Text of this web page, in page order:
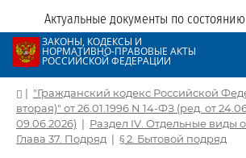
Актуальные документы по
ЗАКОНЫ, КОДЕКСЫ И
НОРМАТИВНО-ПРАВОВЫЕ АКТЫ
РОССИЙСКОЙ ФЕДЕРАЦИИ
| "Гражданский кодекс Российской
вторая)" от 26.01.1996 N 14-ФЗ (ред. от
09.06.2026) | Раздел IV. Отдельные виды
Глава 37. Подряд | § 2. Бытовой подряд